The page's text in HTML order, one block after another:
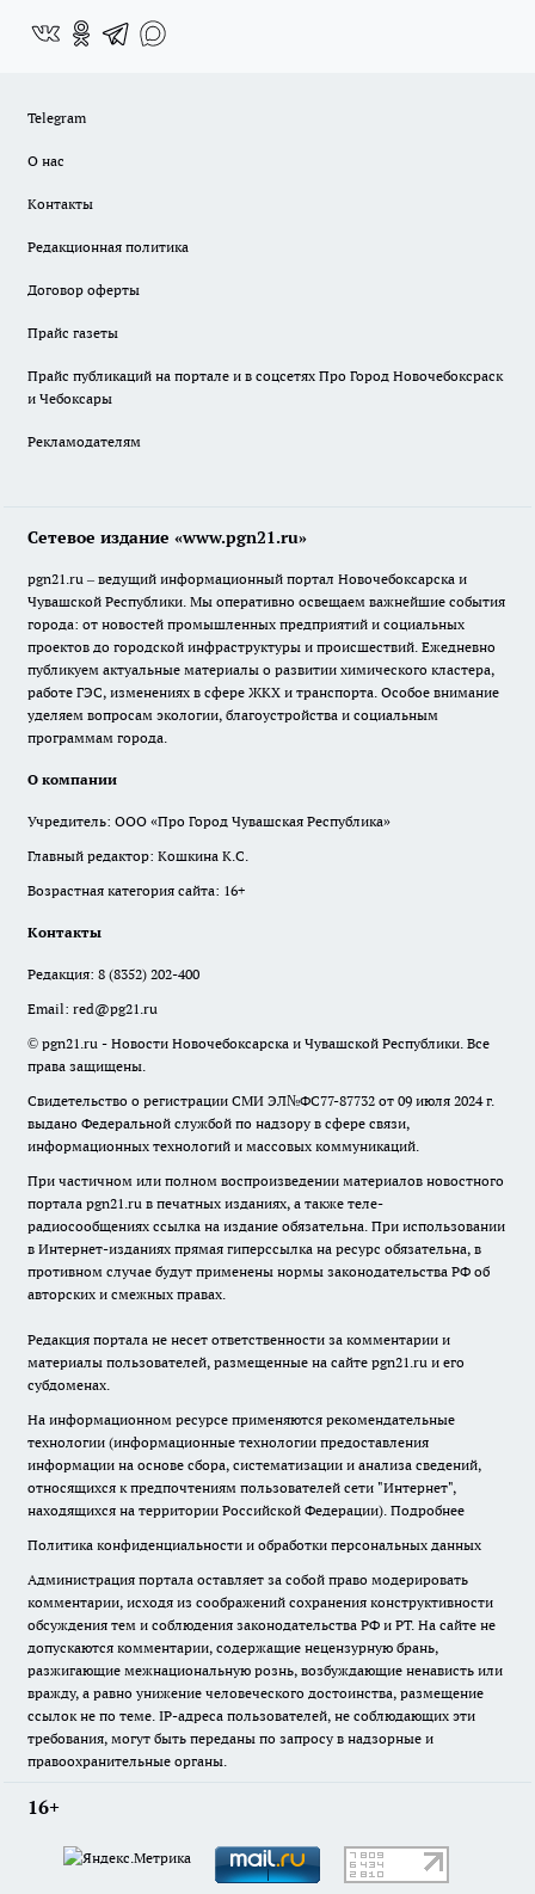
Telegram
О нас
Контакты
Редакционная политика
Договор оферты
Прайс газеты
Прайс публикаций на портале и в соцсетях Про Город Новочебоксраск
и Чебоксары
Рекламодателям
Сетевое издание «www.pgn21.ru»
pgn21.ru – ведущий информационный портал Новочебоксарска и
Чувашской Республики. Мы оперативно освещаем важнейшие события
города: от новостей промышленных предприятий и социальных
проектов до городской инфраструктуры и происшествий. Ежедневно
публикуем актуальные материалы о развитии химического кластера,
работе ГЭС, изменениях в сфере ЖКХ и транспорта. Особое внимание
уделяем вопросам экологии, благоустройства и социальным
программам города.
О компании
Учредитель: ООО «Про Город Чувашская Республика»
Главный редактор: Кошкина К.С.
Возрастная категория сайта: 16+
Контакты
Редакция: 8 (8352) 202-400
Email: red@pg21.ru
© pgn21.ru - Новости Новочебоксарска и Чувашской Республики. Все
права защищены.
Свидетельство о регистрации СМИ ЭЛ№ФС77-87732 от 09 июля 2024 г.
выдано Федеральной службой по надзору в сфере связи,
информационных технологий и массовых коммуникаций.
При частичном или полном воспроизведении материалов новостного
портала pgn21.ru в печатных изданиях, а также теле-
радиосообщениях ссылка на издание обязательна. При использовании
в Интернет-изданиях прямая гиперссылка на ресурс обязательна, в
противном случае будут применены нормы законодательства РФ об
авторских и смежных правах.
Редакция портала не несет ответственности за комментарии и
материалы пользователей, размещенные на сайте pgn21.ru и его
субдоменах.
На информационном ресурсе применяются рекомендательные
технологии (информационные технологии предоставления
информации на основе сбора, систематизации и анализа сведений,
относящихся к предпочтениям пользователей сети "Интернет",
находящихся на территории Российской Федерации). Подробнее
Политика конфиденциальности и обработки персональных данных
Администрация портала оставляет за собой право модерировать
комментарии, исходя из соображений сохранения конструктивности
обсуждения тем и соблюдения законодательства РФ и РТ. На сайте не
допускаются комментарии, содержащие нецензурную брань,
разжигающие межнациональную рознь, возбуждающие ненависть или
вражду, а равно унижение человеческого достоинства, размещение
ссылок не по теме. IP-адреса пользователей, не соблюдающих эти
требования, могут быть переданы по запросу в надзорные и
правоохранительные органы.
16+